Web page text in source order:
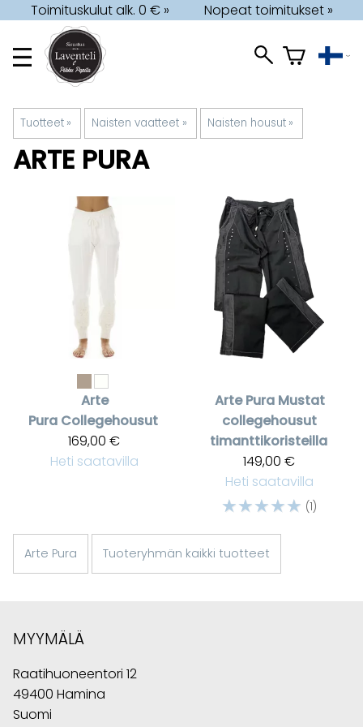
Toimituskulut alk. 0 € » Nopeat toimitukset »
Tuotteet ‪» Naisten vaatteet ‪» Naisten housut ‪»
ARTE PURA
Arte
Pura Collegehousut
169,00 €
Heti saatavilla
Arte Pura Mustat
collegehousut
timanttikoristeilla
149,00 €
Heti saatavilla
☆☆☆☆☆ (1)
Arte Pura Tuoteryhmän kaikki tuotteet
MYYMÄLÄ
Raatihuoneentori 12
49400 Hamina
Suomi